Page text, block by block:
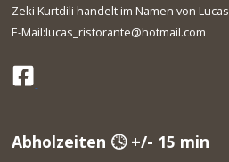
Zeki Kurtdili handelt im Namen von Lucas
E-Mail:lucas_ristorante@hotmail.com
Abholzeiten 🕓 +/- 15 min